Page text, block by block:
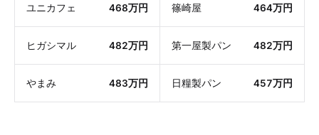
ユニカフェ 468万円 篠崎屋 464万円
ヒガシマル 482万円 第一屋製パン 482万円
やまみ 483万円 日糧製パン 457万円